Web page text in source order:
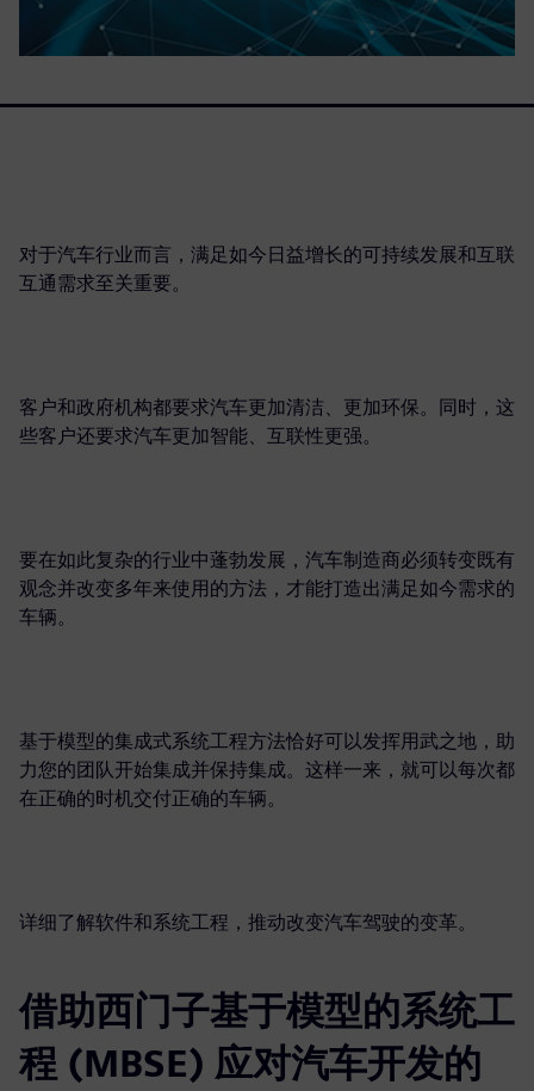
对于汽车行业而言，满足如今日益增长的可持续发展和互联
互通需求至关重要。
客户和政府机构都要求汽车更加清洁、更加环保。同时，这
些客户还要求汽车更加智能、互联性更强。
要在如此复杂的行业中蓬勃发展，汽车制造商必须转变既有
观念并改变多年来使用的方法，才能打造出满足如今需求的
车辆。
基于模型的集成式系统工程方法恰好可以发挥用武之地，助
力您的团队开始集成并保持集成。这样一来，就可以每次都
在正确的时机交付正确的车辆。
详细了解软件和系统工程，推动改变汽车驾驶的变革。
借助西门子基于模型的系统工
程 (MBSE) 应对汽车开发的